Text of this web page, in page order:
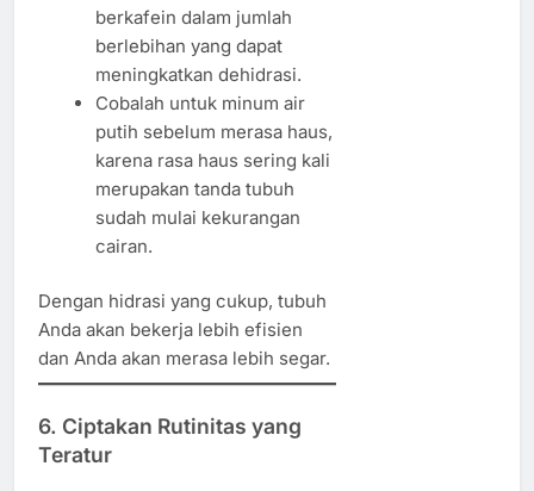
berkafein dalam jumlah
berlebihan yang dapat
meningkatkan dehidrasi.
Cobalah untuk minum air
putih sebelum merasa haus,
karena rasa haus sering kali
merupakan tanda tubuh
sudah mulai kekurangan
cairan.
Dengan hidrasi yang cukup, tubuh
Anda akan bekerja lebih efisien
dan Anda akan merasa lebih segar.
6. Ciptakan Rutinitas yang
Teratur